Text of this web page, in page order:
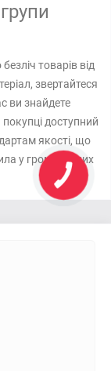
товарів від
звертайтеся
ви знайдете
доступний
якості, що
у громадських